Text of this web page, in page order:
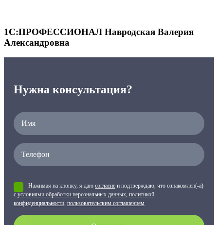
1С:ПРОФЕССИОНАЛ Навродская Валерия
Александровна
Нужна консультация?
Нажимая на кнопку, я даю согласие и подтверждаю, что ознакомлен(-а)
сусловиями обработки персональных данных, политикой
конфиденциальности, пользовательским соглашением